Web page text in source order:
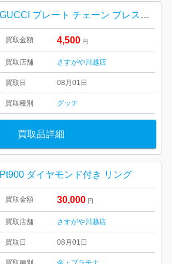
GUCCI プレート チェーン ブレスレット
買取金額 4,500 円
買取店舗 さすがや川越店
買取日 08月01日
買取種別 グッチ
買取品詳細
Pt900 ダイヤモンド付き リング
買取金額 30,000 円
買取店舗 さすがや川越店
買取日 08月01日